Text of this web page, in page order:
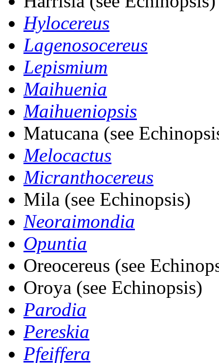
Hylocereus
Lagenosocereus
Lepismium
Maihuenia
Maihueniopsis
Matucana (see
Melocactus
Micranthocereus
Mila (see Echinopsis)
Neoraimondia
Opuntia
Oreocereus (see
Oroya (see Echinopsis)
Parodia
Pereskia
Pfeiffera